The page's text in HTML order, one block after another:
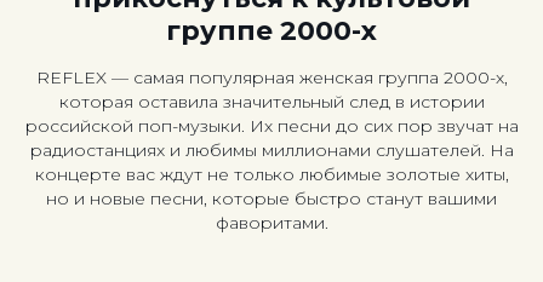
группе 2000-х
REFLEX — самая популярная женская группа 2000-х,
которая оставила значительный след в истории
российской поп-музыки. Их песни до сих пор звучат на
радиостанциях и любимы миллионами слушателей. На
концерте вас ждут не только любимые золотые хиты,
но и новые песни, которые быстро станут вашими
фаворитами.